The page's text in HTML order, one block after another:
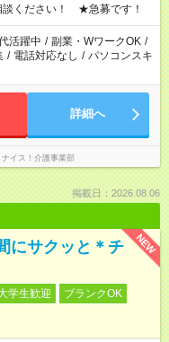
午前だけ・午後だけ ＊平日
談ください！ ★急募です！
活躍中 / 副業・WワークOK /
/ 電話対応なし / パソコンスキ
詳細へ
イス！介護事業部
掲載日：2026.08.06
NEW
にサクッと＊チ
学生歓迎
ブランクOK